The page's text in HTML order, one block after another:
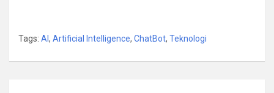
Tags: AI , Artificial Intelligence, ChatBot, Teknologi